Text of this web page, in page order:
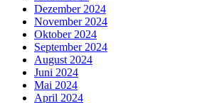
Dezember 2024
November 2024
Oktober 2024
September 2024
August 2024
Juni 2024
Mai 2024
April 2024